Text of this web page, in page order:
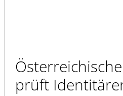
prüft